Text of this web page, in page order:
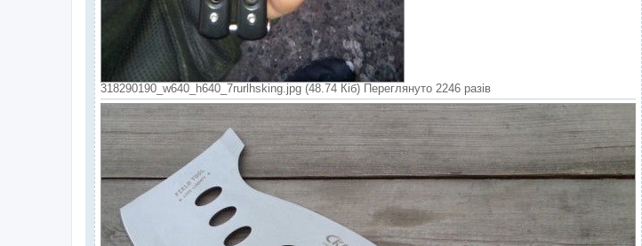
318290190_w640_h640_7rurlhsking.jpg (48.74 Кіб) Переглянуто 2246 разів